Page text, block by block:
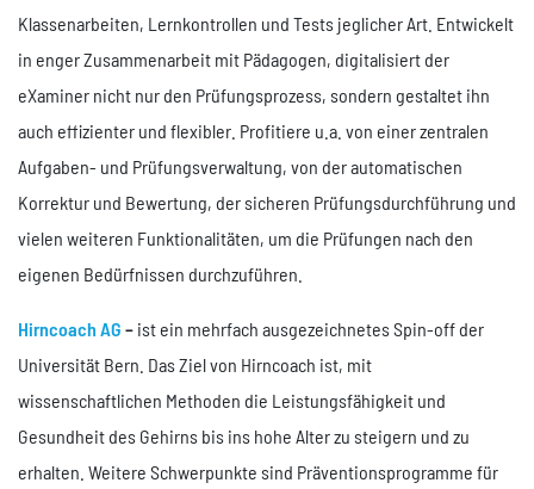
Klassenarbeiten, Lernkontrollen und Tests jeglicher Art. Entwickelt
in enger Zusammenarbeit mit Pädagogen, digitalisiert der
eXaminer nicht nur den Prüfungsprozess, sondern gestaltet ihn
auch effizienter und flexibler. Profitiere u.a. von einer zentralen
Aufgaben- und Prüfungsverwaltung, von der automatischen
Korrektur und Bewertung, der sicheren Prüfungsdurchführung und
vielen weiteren Funktionalitäten, um die Prüfungen nach den
eigenen Bedürfnissen durchzuführen.
Hirncoach AG – ist ein mehrfach ausgezeichnetes Spin-off der
Universität Bern. Das Ziel von Hirncoach ist, mit
wissenschaftlichen Methoden die Leistungsfähigkeit und
Gesundheit des Gehirns bis ins hohe Alter zu steigern und zu
erhalten. Weitere Schwerpunkte sind Präventionsprogramme für